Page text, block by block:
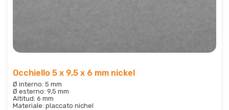
Occhiello 5 x 9,5 x 6 mm nickel
Ø interno: 5 mm
Ø esterno: 9,5 mm
Altitud: 6 mm
Materiale: placcato nichel